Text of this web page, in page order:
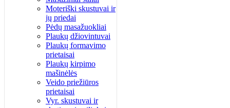
Moteriški skustuvai ir
jų priedai
Pėdų masažuokliai
Plaukų džiovintuvai
Plaukų formavimo
prietaisai
Plaukų kirpimo
mašinėlės
Veido priežiūros
prietaisai
Vyr. skustuvai ir